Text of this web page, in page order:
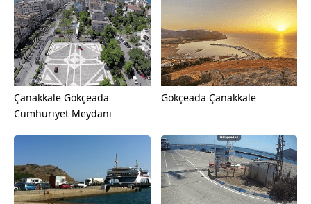
Çanakkale Gökçeada
Cumhuriyet Meydanı
Gökçeada Çanakkale